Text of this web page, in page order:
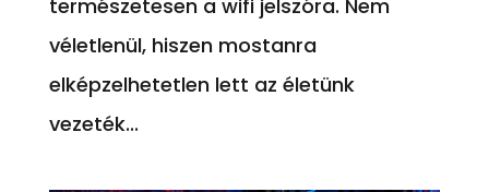
természetesen a wifi jelszóra. Nem
véletlenül, hiszen mostanra
elképzelhetetlen lett az életünk
vezeték...